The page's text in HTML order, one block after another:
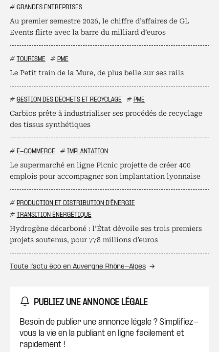
# GRANDES ENTREPRISES
Au premier semestre 2026, le chiffre d’affaires de GL
Events flirte avec la barre du milliard d’euros
# TOURISME # PME
Le Petit train de la Mure, de plus belle sur ses rails
# GESTION DES DÉCHETS ET RECYCLAGE # PME
Carbios prête à industrialiser ses procédés de recyclage
des tissus synthétiques
# E-COMMERCE # IMPLANTATION
Le supermarché en ligne Picnic projette de créer 400
emplois pour accompagner son implantation lyonnaise
# PRODUCTION ET DISTRIBUTION D'ÉNERGIE
# TRANSITION ÉNERGÉTIQUE
Hydrogène décarboné : l’État dévoile ses trois premiers
projets soutenus, pour 778 millions d’euros
Toute l’actu éco en Auvergne Rhône-Alpes
PUBLIEZ UNE ANNONCE LÉGALE
Besoin de publier une annonce légale ? Simplifiez-
vous la vie en la publiant en ligne facilement et
rapidement !